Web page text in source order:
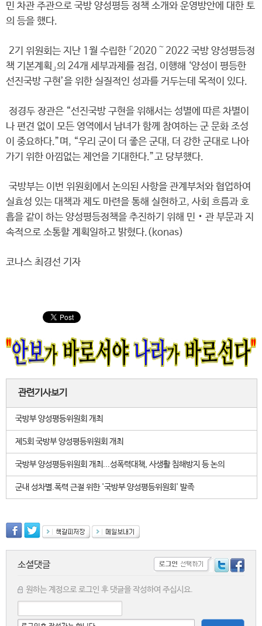
민 차관 주관으로 국방 양성평등 정책 소개와 운영방안에 대한 토
의 등을 했다.
2기 위원회는 지난 1월 수립한 「2020～2022 국방 양성평등정
책 기본계획」의 24개 세부과제를 점검, 이행해 ‘양성이 평등한
선진국방 구현’을 위한 실질적인 성과를 거두는데 목적이 있다.
정경두 장관은 “선진국방 구현을 위해서는 성별에 따른 차별이
나 편견 없이 모든 영역에서 남녀가 함께 참여하는 군 문화 조성
이 중요하다.”며, “우리 군이 더 좋은 군대, 더 강한 군대로 나아
가기 위한 아낌없는 제언을 기대한다.”고 당부했다.
국방부는 이번 위원회에서 논의된 사항을 관계부처와 협업하여
실효성 있는 대책과 제도 마련을 통해 실현하고, 사회 흐름과 호
흡을 같이 하는 양성평등정책을 추진하기 위해 민‧관 부문과 지
속적으로 소통할 계획일하고 밝혔다.(konas)
코나스 최경선 기자
관련기사보기
국방부 양성평등위원회 개최
제5회 국방부 양성평등위원회 개최
국방부 양성평등위원회 개최...성폭력대책, 사생활 침해방지 등 논의
군내 성차별.폭력 근절 위한 '국방부 양성평등위원회' 발족
소셜댓글
원하는 계정으로 로그인 후 댓글을 작성하여 주십시요.